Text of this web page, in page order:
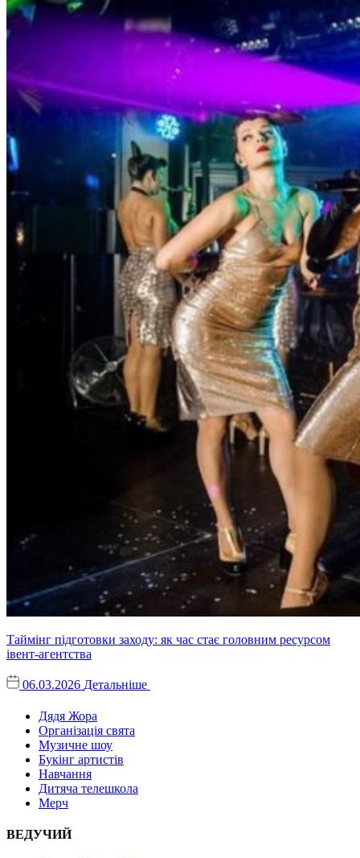
Таймінг підготовки заходу: як час стає головним ресурсом
івент-агентства
06.03.2026 Детальніше
Дядя Жора
Організація свята
Музичне шоу
Букінг артистів
Навчання
Дитяча телешкола
Мерч
ВЕДУЧИЙ